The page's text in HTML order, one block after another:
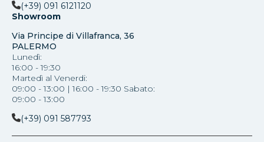
(+39) 091 6121120
Showroom
Via Principe di Villafranca, 36
PALERMO
Lunedì:
16:00 - 19:30
Martedì al Venerdi:
09:00 - 13:00 | 16:00 - 19:30 Sabato:
09:00 - 13:00
(+39) 091 587793